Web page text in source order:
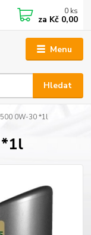
Menu
Hledat
0 ks
za Kč 0,00
0W-30 *1l